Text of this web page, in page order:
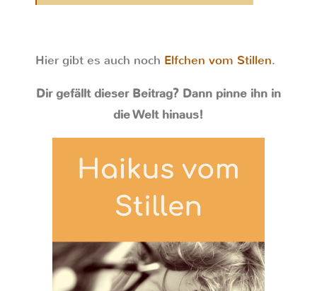
Hier gibt es auch noch Elfchen vom Stillen.
Dir gefällt dieser Beitrag? Dann pinne ihn in
die Welt hinaus!